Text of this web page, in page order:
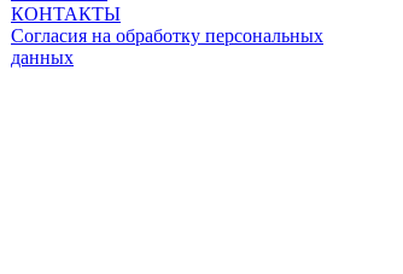
КОНТАКТЫ
Согласия на обработку персональных
данных